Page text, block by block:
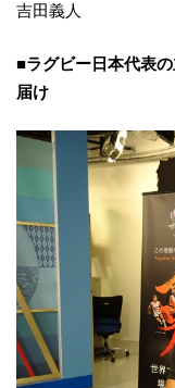
吉田義人
■ラグビー日本代表
届け